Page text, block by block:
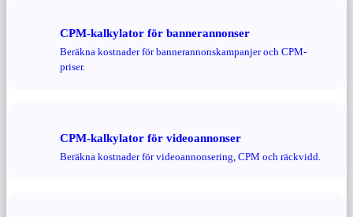
CPM-kalkylator för bannerannonser
Beräkna kostnader för bannerannonskampanjer och CPM-
priser.
CPM-kalkylator för videoannonser
Beräkna kostnader för videoannonsering, CPM och räckvidd.